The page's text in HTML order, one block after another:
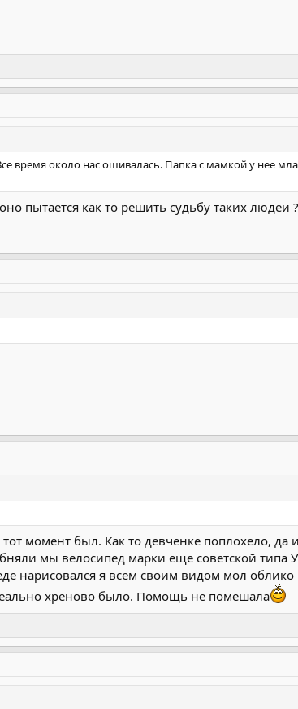
время около нас ошивалась. Папка с мамкой у нее
пытается как то решить судьбу таких людеи ?
момент был. Как то девченке поплохело, да
мы велосипед марки еще советской типа
нарисовался я всем своим видом мол облико
хреново было. Помощь не помешала